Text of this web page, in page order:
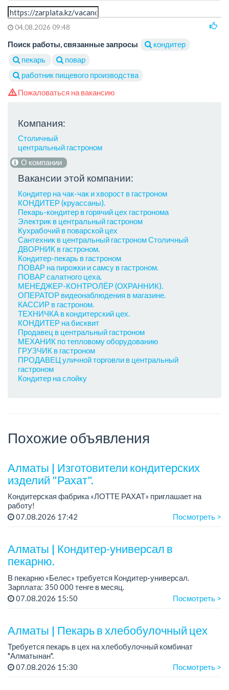
04.08.2026 09:48
Поиск работы, связанные запросы
кондитер
пекарь
повар
работник пищевого производства
Пожаловаться на вакансию
Компания:
Столичный
центральный гастроном
О компании
Вакансии этой компании:
Кондитер на чак-чак и хворост в гастроном
КОНДИТЕР (круассаны).
Пекарь-кондитер в горячий цех гастронома
Электрик в центральный гастроном
Кухрабочий в поварской цех
Сантехник в центральный гастроном Столичный
ДВОРНИК в гастроном.
Кондитер-пекарь в гастроном
ПОВАР на пирожки и самсу в гастроном.
ПОВАР салатного цеха.
МЕНЕДЖЕР-КОНТРОЛЁР (ОХРАННИК).
ОПЕРАТОР видеонаблюдения в магазине.
КАССИР в гастроном.
ТЕХНИЧКА в кондитерский цех.
КОНДИТЕР на бисквит
Продавец в центральный гастроном
МЕХАНИК по тепловому оборудованию
ГРУЗЧИК в гастроном
ПРОДАВЕЦ уличной торговли в центральный
гастроном
Кондитер на слойку
Похожие объявления
Алматы | Изготовители кондитерских
изделий "Рахат".
Кондитерская фабрика «ЛОТТЕ РАХАТ» приглашает на
работу!
График работы: сменный.
07.08.2026 17:42 Посмотреть >
Алматы | Кондитер-универсал в
пекарню.
В пекарню «Белес» требуется Кондитер-универсал.
Зарплата: 350 000 тенге в месяц.
График работы: 4/2, с 08.00 до 20.00.
07.08.2026 15:50 Посмотреть >
Алматы | Пекарь в хлебобулочный цех
Требуется пекарь в цех на хлебобулочный комбинат
"Алматынан".
Требования: начальное или среднее специальное
07.08.2026 15:30 Посмотреть >